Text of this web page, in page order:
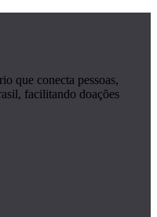
que conecta pessoas,
facilitando doações